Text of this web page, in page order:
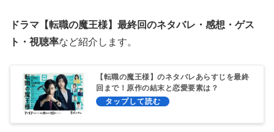
ドラマ【転職の魔王様】最終回のネタバレ・感想・ゲス
ト・視聴率など紹介します。
【転職の魔王様】のネタバレあらすじを最終
回まで！原作の結末と恋愛要素は？